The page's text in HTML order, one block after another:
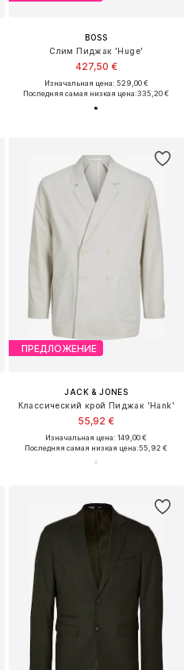
BOSS
Слим Пиджак 'Huge'
427,50 €
Изначальная цена: 529,00 €
Последняя самая низкая цена:335,20 €
ПРЕДЛОЖЕНИЕ
JACK & JONES
Классический крой Пиджак 'Hank'
55,92 €
Изначальная цена: 149,00 €
Последняя самая низкая цена:55,92 €